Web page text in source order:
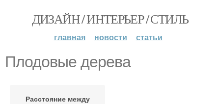
ДИЗАЙН / ИНТЕРЬЕР / СТИЛЬ
главная новости статьи
Плодовые дерева
Расстояние между